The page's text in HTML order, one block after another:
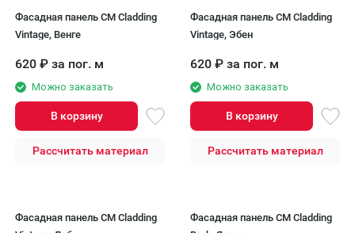
Фасадная панель CM Cladding
Vintage, Венге
620 ₽ за пог. м
Можно заказать
В корзину
Рассчитать материал
Фасадная панель CM Cladding
Vintage, Эбен
620 ₽ за пог. м
Можно заказать
В корзину
Рассчитать материал
Фасадная панель CM Cladding
Фасадная панель CM Cladding